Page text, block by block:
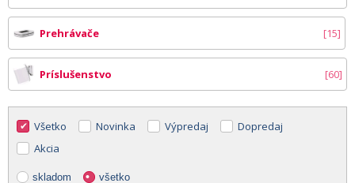
Prehrávače 15
Príslušenstvo 60
Všetko Novinka Výpredaj
Dopredaj
Akcia
skladom všetko